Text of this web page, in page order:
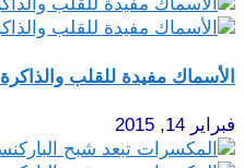
الأسماك مفيدة للقلب والذاكرة
فبراير 14, 2015